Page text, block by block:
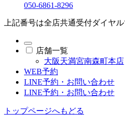
050-6861-8296
上記番号は全店共通受付ダイヤル
店舗一覧
大阪天満宮南森町本店
WEB予約
LINE予約・お問い合わせ
LINE予約・お問い合わせ
トップページへもどる